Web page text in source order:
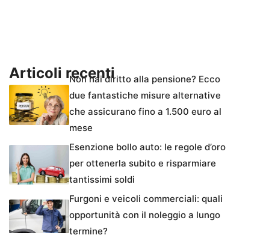
Articoli recentiNon hai diritto alla pensione? Ecco
due fantastiche misure alternative
che assicurano fino a 1.500 euro al
mese
Esenzione bollo auto: le regole d’oro
per ottenerla subito e risparmiare
tantissimi soldi
Furgoni e veicoli commerciali: quali
opportunità con il noleggio a lungo
termine?